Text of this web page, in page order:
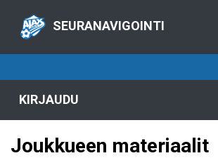
SEURANAVIGOINTI
KIRJAUDU
Joukkueen materiaalit